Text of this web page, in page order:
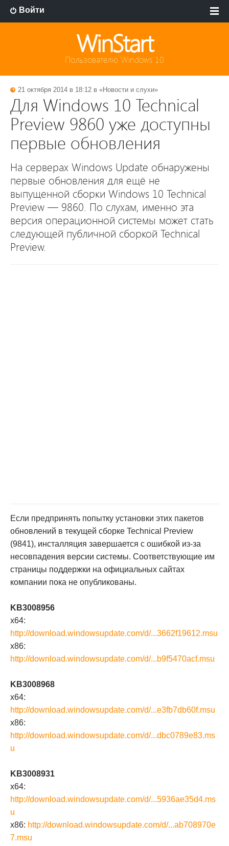
Войти
WinStart
Пользователю Windows 10
21 октября 2014 в 18:12 в «Новости и слухи»
Для Windows 10 Technical
Preview 9860 уже доступны
первые обновления
На серверах Windows Update обнаружены
первые обновления для ещё не
выпущенной сборки Windows 10 Technical
Preview — 9860. По слухам, именно эта
версия операционной системы может стать
следующей публичной сборкой Technical
Preview.
Если предпринять попытку установки этих пакетов
обновлений в текущей сборке Technical Preview
(9841), инсталляция завершается с ошибкой из-за
несовпадения версии системы. Соответствующие им
страницы поддержки на официальных сайтах
компании пока не опубликованы.
KB3008956
x64:
http://download.windowsupdate.com/d/...3662f19612.msu
x86:
http://download.windowsupdate.com/d/...b9f5470acf.msu
KB3008968
x64:
http://download.windowsupdate.com/d/...e3fb7db60f.msu
x86:
http://download.windowsupdate.com/d/...dbc0789e83.ms
u
KB3008931
x64:
http://download.windowsupdate.com/d/...5936ae35d4.ms
u
x86: http://download.windowsupdate.com/d/...ab708970e
7.msu